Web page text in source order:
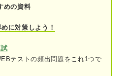
推理」の練習問題40問｜平野さ
難易度：★★☆☆☆）
難易度：★★★☆☆）
難易度：★★★☆☆）
めの資料
に対策しよう！
テストの頻出問題をこれ1つで